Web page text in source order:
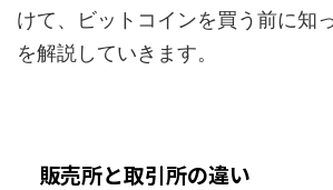
けて、ビットコインを買う前に知
を解説していきます。
販売所と取引所の違い